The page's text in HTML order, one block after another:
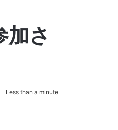
さ
Less than a minute